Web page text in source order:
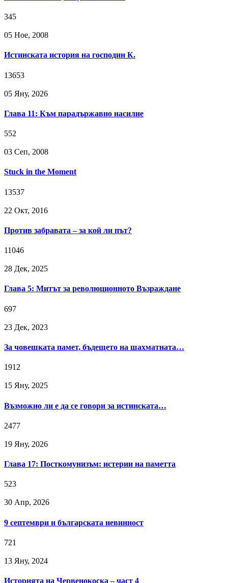
345
05 Ное, 2008
Истинската история на господин К.
13653
05 Яну, 2026
Глава 11: Към парадържавно насилие
552
03 Сeп, 2008
Stuck in the Moment
13537
22 Окт, 2016
Против забравата – за кой ли път?
11046
28 Дек, 2025
Глава 5: Митът за революционното Възраждане
697
23 Дек, 2023
За човешката памет, бъдещето на шахматната…
1912
15 Яну, 2025
Възможно ли е да се говори за истинската…
2477
19 Яну, 2026
Глава 17: Посткомунизъм: истерии на паметта
523
30 Апр, 2026
9 септември и българската невинност
721
13 Яну, 2024
Историята на Червенокоска – част 4